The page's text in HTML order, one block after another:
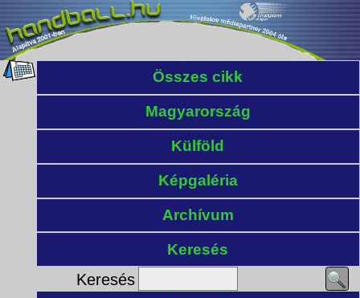
Összes cikk
Magyarország
Külföld
Képgaléria
Archívum
Keresés
Keresés